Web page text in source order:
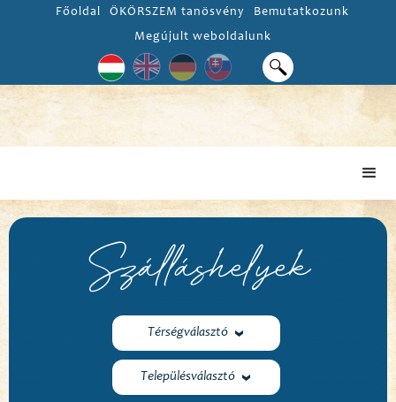
Főoldal ÖKÖRSZEM tanösvény
Bemutatkozunk
Megújult weboldalunk
Szálláshelyek
Térségválasztó
Településválasztó